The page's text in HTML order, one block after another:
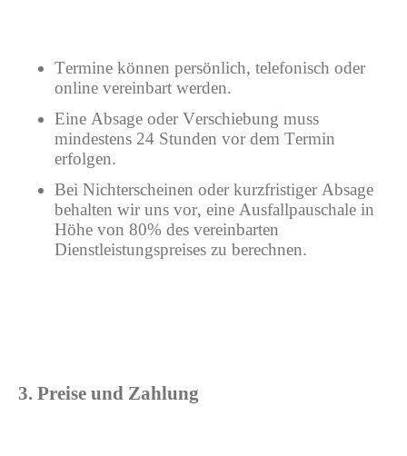
Termine können persönlich, telefonisch oder
online vereinbart werden.
Eine Absage oder Verschiebung muss
mindestens 24 Stunden vor dem Termin
erfolgen.
Bei Nichterscheinen oder kurzfristiger Absage
behalten wir uns vor, eine Ausfallpauschale in
Höhe von 80% des vereinbarten
Dienstleistungspreises zu berechnen.
3. Preise und Zahlung